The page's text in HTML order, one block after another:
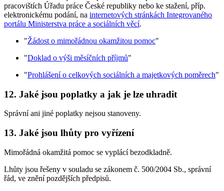
pracovištích Úřadu práce České republiky nebo ke stažení, příp.
elektronickému podání, na internetových stránkách Integrovaného
portálu Ministerstva práce a sociálních věcí.
"Žádost o mimořádnou okamžitou pomoc"
"Doklad o výši měsíčních příjmů"
"Prohlášení o celkových sociálních a majetkových poměrech"
12. Jaké jsou poplatky a jak je lze uhradit
Správní ani jiné poplatky nejsou stanoveny.
13. Jaké jsou lhůty pro vyřízení
Mimořádná okamžitá pomoc se vyplácí bezodkladně.
Lhůty jsou řešeny v souladu se zákonem č. 500/2004 Sb., správní
řád, ve znění pozdějších předpisů.